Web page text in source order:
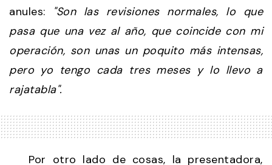
anules:
"Son las revisiones normales, lo que
pasa que una vez al año, que coincide con mi
operación, son unas un poquito más intensas,
pero yo tengo cada tres meses y lo llevo a
rajatabla".
Por otro lado de cosas, la presentadora,